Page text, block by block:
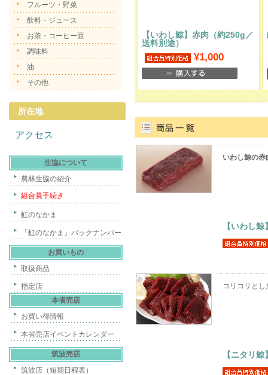
フルーツ・野菜
飲料・ジュース
お茶・コーヒー豆
調味料
油
その他
所在地
アクセス
生協について
農林生協の紹介
組合員手続き
虹のなかま
「虹のなかま」バックナンバー
お買いもの
取扱商品
指定店
本省売店
お買い得情報
本省売店イベントカレンダー
筑波売店
筑波店（短期日程表）
【いわし鯨】赤肉（約250g／
送料別途）
¥1,000
いわし鯨の
【いわし
コリコリと
【ニタリ